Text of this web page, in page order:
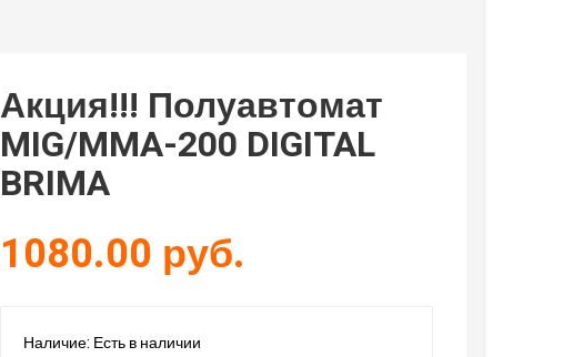
Акция!!! Полуавтомат
MIG/MMA-200 DIGITAL
BRIMA
1080.00 руб.
Наличие: Есть в наличии